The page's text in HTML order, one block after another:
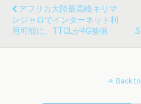
アフリカ大陸最高峰キリマ
ンジャロでインターネット利
用可能に、TTCLが4G整備
Back